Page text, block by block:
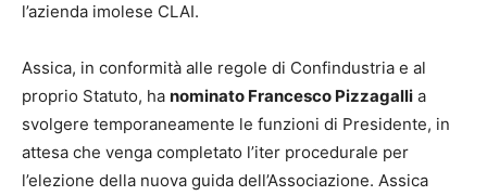
l’azienda imolese CLAI.
Assica, in conformità alle regole di Confindustria e al
proprio Statuto, ha nominato Francesco Pizzagalli a
svolgere temporaneamente le funzioni di Presidente, in
attesa che venga completato l’iter procedurale per
l’elezione della nuova guida dell’Associazione. Assica